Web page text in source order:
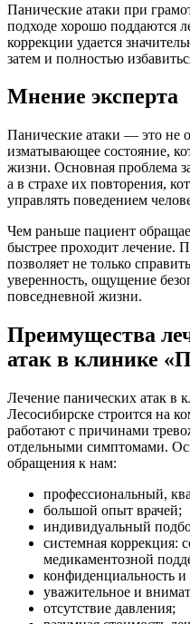
Панические атаки при
подходе хорошо поддаются
коррекции удается
затем и полностью
Мнение эксперта
Панические атаки — это не
изматывающее состояние,
жизни. Основная проблема
а в страхе их повторения,
управлять поведением
Чем раньше пациент
быстрее проходит лечение.
позволяет не только
уверенность, ощущение
повседневной жизни.
Преимущества
атак в клинике
Лечение панических атак в
Лесосибирске строится на
работают с причинами
отдельными симптомами.
обращения к нам:
профессиональный,
большой опыт врачей;
индивидуальный
системная коррекция:
медикаментозной
конфиденциальность
уважительное и
отсутствие давления;